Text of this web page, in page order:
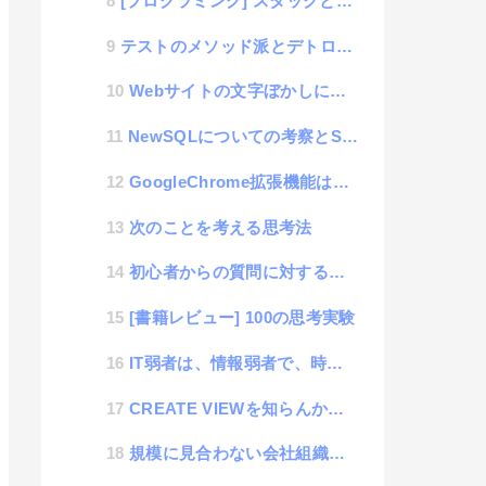
テストのメソッド派とデトロイト派についての話
Webサイトの文字ぼかしについて考える
NewSQLについての考察とSQLの未来予測
GoogleChrome拡張機能は素晴らしい
次のことを考える思考法
初心者からの質問に対するアホ回答
[書籍レビュー] 100の思考実験
IT弱者は、情報弱者で、時代の流行弱者でもある話
CREATE VIEWを知らんかった話
規模に見合わない会社組織の実態